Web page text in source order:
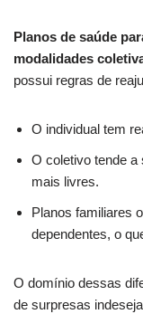
Planos de saúde
modalidades
possui regras de
O individual tem
O coletivo tende
mais livres.
Planos familiares
dependentes, o
O domínio dessas
de surpresas